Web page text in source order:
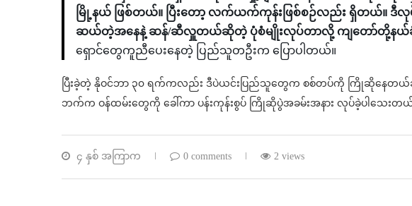
မြို့နယ် ဖြစ်တယ်။ ပြီးတော့ လက်ယက်ကုန်းဖြစ်စဉ်လည်း ရှိတယ်။
ဆယ်တဲ့အနေနဲ့ ဆန်/ဆီလှူတယ်ဆိုတဲ့ ပုံစံမျိုးလုပ်တာလို့ ကျတော်တို့န
ရှောင်တွေကူညီပေးနေတဲ့ ပြည်သူတဦးက ပြောပါတယ်။
ပြီးခဲ့တဲ့ နိုဝင်ဘာ ၃၀ ရက်ကလည်း ဒီပဲယင်းပြည်သူတွေက စစ်တပ်ကို ကြိုဆိုနေတယ်ဆို
ဘက်က ဝန်ထမ်းတွေကို ခေါ်ကာ ပန်းကုန်းစွပ် ကြိုဆိုပွဲအခမ်းအနား လုပ်ခဲ့ပါသေးတ
၄ နှစ် အကြာက 0 comments 2 views